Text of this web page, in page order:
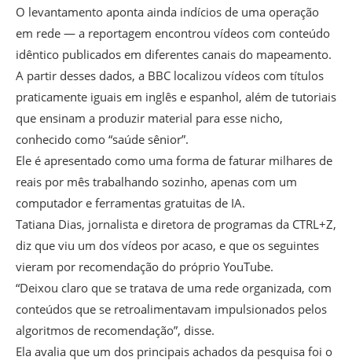
O levantamento aponta ainda indícios de uma operação
em rede — a reportagem encontrou vídeos com conteúdo
idêntico publicados em diferentes canais do mapeamento.
A partir desses dados, a BBC localizou vídeos com títulos
praticamente iguais em inglês e espanhol, além de tutoriais
que ensinam a produzir material para esse nicho,
conhecido como “saúde sênior”.
Ele é apresentado como uma forma de faturar milhares de
reais por mês trabalhando sozinho, apenas com um
computador e ferramentas gratuitas de IA.
Tatiana Dias, jornalista e diretora de programas da CTRL+Z,
diz que viu um dos vídeos por acaso, e que os seguintes
vieram por recomendação do próprio YouTube.
“Deixou claro que se tratava de uma rede organizada, com
conteúdos que se retroalimentavam impulsionados pelos
algoritmos de recomendação”, disse.
Ela avalia que um dos principais achados da pesquisa foi o